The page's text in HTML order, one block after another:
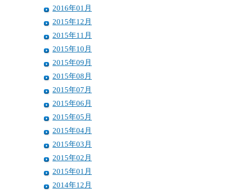
2016年01月
2015年12月
2015年11月
2015年10月
2015年09月
2015年08月
2015年07月
2015年06月
2015年05月
2015年04月
2015年03月
2015年02月
2015年01月
2014年12月